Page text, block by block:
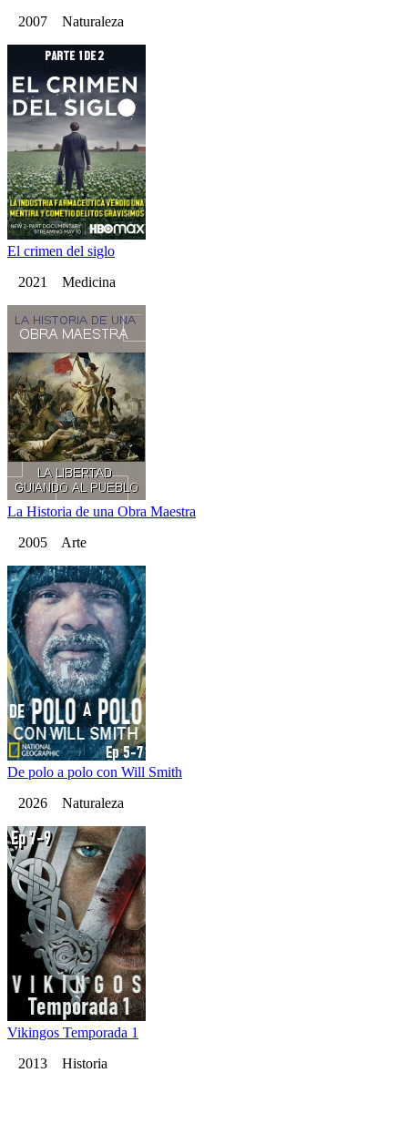
2007 Naturaleza
El crimen del siglo
2021 Medicina
La Historia de una Obra Maestra
2005 Arte
De polo a polo con Will Smith
2026 Naturaleza
Vikingos Temporada 1
2013 Historia